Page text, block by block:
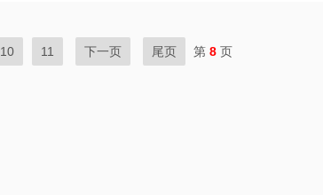
10 11 下一页 尾页 第 8页